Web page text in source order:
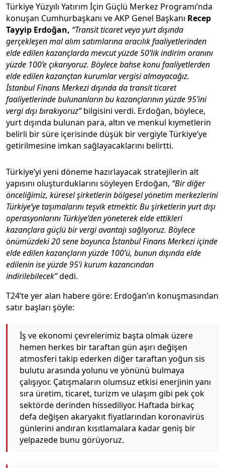
Türkiye Yüzyılı Yatırım İçin Güçlü Merkez Programı’nda
konuşan Cumhurbaşkanı ve AKP Genel Başkanı Recep
Tayyip Erdoğan, “Transit ticaret veya yurt dışında
gerçekleşen mal alım satımlarına aracılık faaliyetlerinden
elde edilen kazançlarda mevcut yüzde 50’lik indirim oranını
yüzde 100’e çıkarıyoruz. Böylece bahse konu faaliyetlerden
elde edilen kazançtan kurumlar vergisi almayacağız.
İstanbul Finans Merkezi dışında da transit ticaret
faaliyetlerinde bulunanların bu kazançlarının yüzde 95’ini
vergi dışı bırakıyoruz”bilgisini verdi. Erdoğan, böylece,
yurt dışında bulunan para, altın ve menkul kıymetlerin
belirli bir süre içerisinde düşük bir vergiyle Türkiye’ye
getirilmesine imkan sağlayacaklarını belirtti.
Türkiye’yi yeni döneme hazırlayacak stratejilerin alt
yapısını oluşturduklarını söyleyen Erdoğan, “Bir diğer
önceliğimiz, küresel şirketlerin bölgesel yönetim merkezlerini
Türkiye’ye taşımalarını teşvik etmektir. Bu şirketlerin yurt dışı
operasyonlarını Türkiye’den yöneterek elde ettikleri
kazançlara güçlü bir vergi avantajı sağlıyoruz. Böylece
önümüzdeki 20 sene boyunca İstanbul Finans Merkezi içinde
elde edilen kazançların yüzde 100’ü, bunun dışında elde
edilenin ise yüzde 95’i kurum kazancından
indirilebilecek”dedi.
T24’te yer alan habere göre: Erdoğan’ın konuşmasından
satır başları şöyle:
İş ve ekonomi çevrelerimiz başta olmak üzere
hemen herkes bir taraftan gün aşırı değişen
atmosferi takip ederken diğer taraftan yoğun sis
bulutu arasında yolunu ve yönünü bulmaya
çalışıyor. Çatışmaların olumsuz etkisi enerjinin yanı
sıra üretim, ticaret, turizm ve ulaşım gibi pek çok
sektörde derinden hissediliyor. Haftada birkaç
defa değişen akaryakıt fiyatlarından koronavirüs
günlerini andıran kısıtlamalara kadar geniş bir
yelpazede bunu görüyoruz.